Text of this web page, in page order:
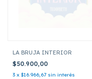
LA BRUJA INTERIOR
$50.900,00
3 x $16.966,67 sin interés